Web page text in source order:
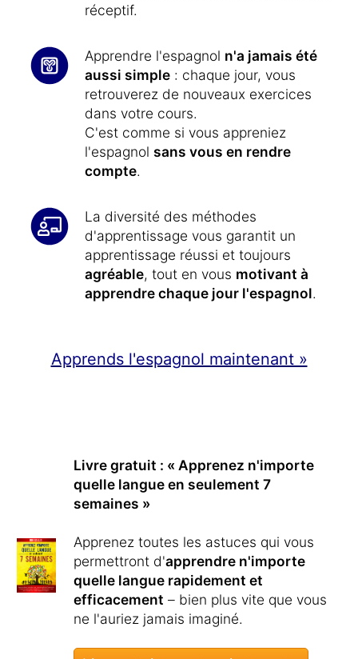
réceptif.
Apprendre l'espagnol n'a jamais été
aussi simple : chaque jour, vous
retrouverez de nouveaux exercices
dans votre cours.
C'est comme si vous appreniez
l'espagnol sans vous en rendre
compte.
La diversité des méthodes
d'apprentissage vous garantit un
apprentissage réussi et toujours
agréable, tout en vous motivant à
apprendre chaque jour l'espagnol.
Apprends l'espagnol maintenant »
Livre gratuit : « Apprenez n'importe
quelle langue en seulement 7
semaines »
Apprenez toutes les astuces qui vous
permettront d'apprendre n'importe
quelle langue rapidement et
efficacement – bien plus vite que vous
ne l'auriez jamais imaginé.